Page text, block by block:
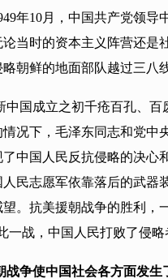
年10月，中国共产党领
论当时的资本主义阵营还是
朝鲜的地面部队越过三八
中国成立之初千疮百孔、
况下，毛泽东同志和党中
中国人民反抗侵略的决心
人民志愿军依靠落后的武器
。抗美援朝战争的胜利，
一战，中国人民打败了侵
战争使中国社会各方面发生